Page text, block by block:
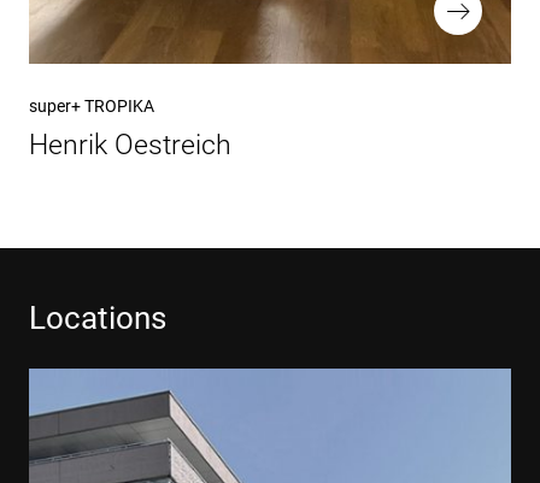
Nächster
Beitrag
super+ TROPIKA
Henrik Oestreich
Locations